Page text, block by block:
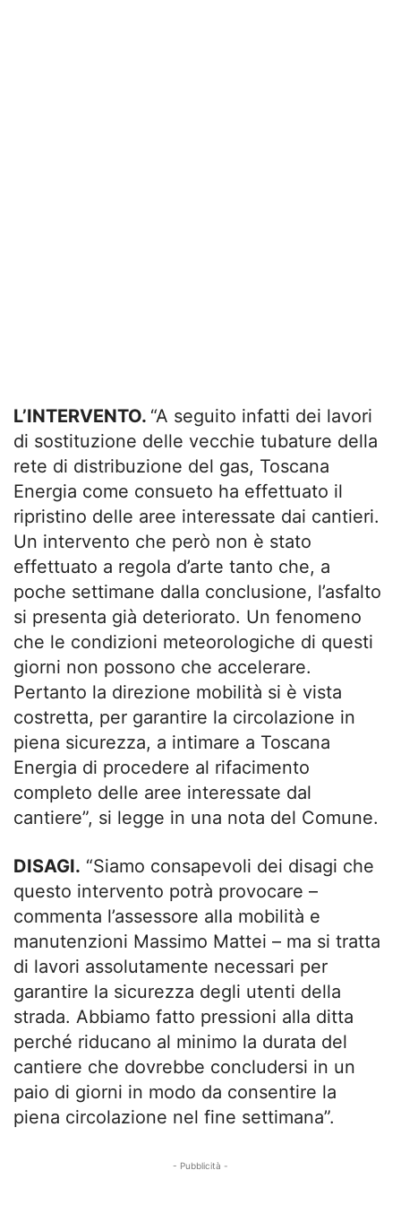
L’INTERVENTO. “A seguito infatti dei lavori
di sostituzione delle vecchie tubature della
rete di distribuzione del gas, Toscana
Energia come consueto ha effettuato il
ripristino delle aree interessate dai cantieri.
Un intervento che però non è stato
effettuato a regola d’arte tanto che, a
poche settimane dalla conclusione, l’asfalto
si presenta già deteriorato. Un fenomeno
che le condizioni meteorologiche di questi
giorni non possono che accelerare.
Pertanto la direzione mobilità si è vista
costretta, per garantire la circolazione in
piena sicurezza, a intimare a Toscana
Energia di procedere al rifacimento
completo delle aree interessate dal
cantiere”, si legge in una nota del Comune.
DISAGI. “Siamo consapevoli dei disagi che
questo intervento potrà provocare –
commenta l’assessore alla mobilità e
manutenzioni Massimo Mattei – ma si tratta
di lavori assolutamente necessari per
garantire la sicurezza degli utenti della
strada. Abbiamo fatto pressioni alla ditta
perché riducano al minimo la durata del
cantiere che dovrebbe concludersi in un
paio di giorni in modo da consentire la
piena circolazione nel fine settimana”.
- Pubblicità -